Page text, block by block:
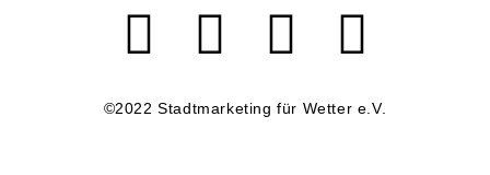
©2022 Stadtmarketing für Wetter e.V.